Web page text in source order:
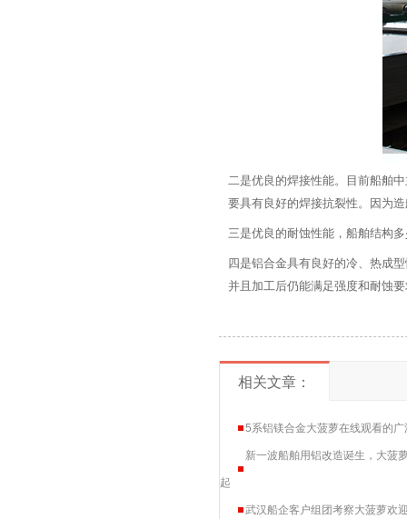
二是优良的焊接性能。目前船
要具有良好的焊接抗裂性。因为
三是优良的耐蚀性能，船舶结构多
四是铝合金具有良好的冷、热成
并且加工后仍能满足强度和耐蚀要
相关文章：
5系铝镁合金大菠萝在线观看的广
新一波船舶用铝改造诞生，大
起
武汉船企客户组团考察大菠萝欢